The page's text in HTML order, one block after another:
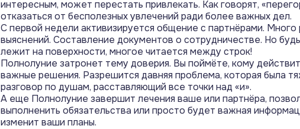
интересным, может перестать привлекать. Как говорят,
отказаться от бесполезных увлечений ради более важных дел.
С первой недели активизируется общение с партнёрами. Много
выяснений. Составление документов о сотрудничестве. Но
лежит на поверхности, многое читается между строк!
Полнолуние затронет тему доверия. Вы поймёте, кому
важные решения. Разрешится давняя проблема, которая была
разговор по душам, расставляющий все точки над «и».
А еще Полнолуние завершит лечения ваше или партнёра,
выполненить обязательства или просто будет важная
изменит ваши планы.